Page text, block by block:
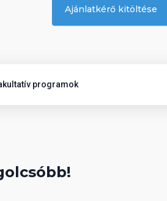
Ajánlatkérő kitöltése
programok